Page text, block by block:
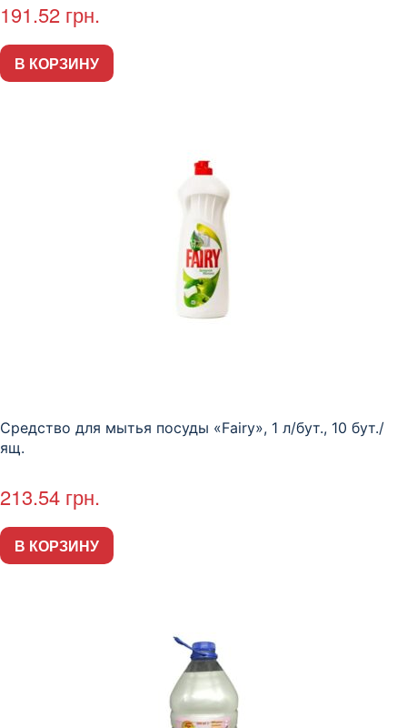
191.52 грн.
В КОРЗИНУ
Средство для мытья посуды «Fairy», 1 л/бут., 10 бут./
ящ.
213.54 грн.
В КОРЗИНУ